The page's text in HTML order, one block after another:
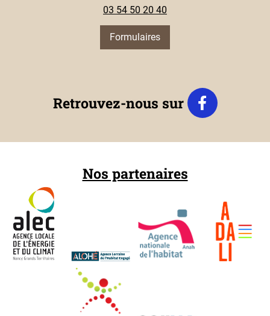
03 54 50 20 40
Formulaires
Retrouvez-nous sur
Nos partenaires